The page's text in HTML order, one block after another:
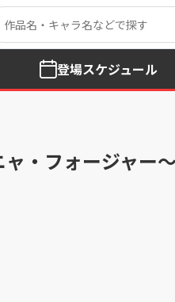
登場スケジュール
・フォージャー